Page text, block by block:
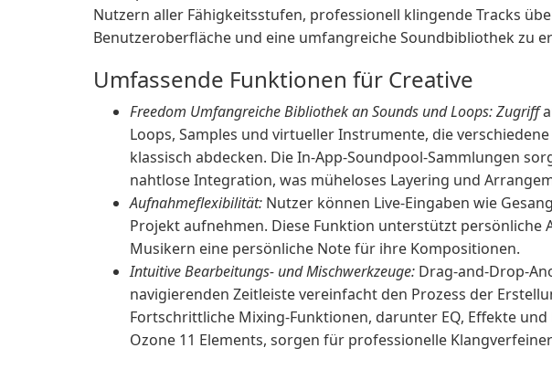
Nutzern aller Fähigkeitsstufen, professionell klingende Tracks
Benutzeroberfläche und eine umfangreiche Soundbibliothek zu
Umfassende Funktionen für Creative
Freedom Umfangreiche Bibliothek an Sounds und Loops: Zugriff
Loops, Samples und virtueller Instrumente, die
klassisch abdecken. Die In-App-Soundpool-Sammlungen
nahtlose Integration, was müheloses Layering und
Aufnahmeflexibilität: Nutzer können Live-Eingaben wie
Projekt aufnehmen. Diese Funktion unterstützt persönliche
Musikern eine persönliche Note für ihre Kompositionen.
Intuitive Bearbeitungs- und Mischwerkzeuge: Drag-and-Drop-
navigierenden Zeitleiste vereinfacht den Prozess der
Fortschrittliche Mixing-Funktionen, darunter EQ, Effekte
Ozone 11 Elements, sorgen für professionelle